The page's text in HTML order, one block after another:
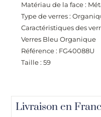
Matériau de la face :
Type de verres :
Caractéristiques des
Verres Bleu Organique
Référence : FG40088U
Taille : 59
Livraison en